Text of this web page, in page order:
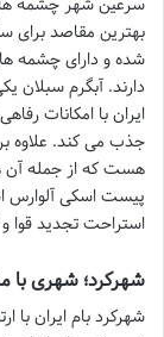
بهترین مقاصد برای
شده و دارای چشمه
دارند. آبگرم سبلان
ایران با امکانات
جذب می کند. علاوه
هست که از جمله آن
پیست اسکی آلوارس
استراحت تجدید قوا
شهرکرد؛ شهری با